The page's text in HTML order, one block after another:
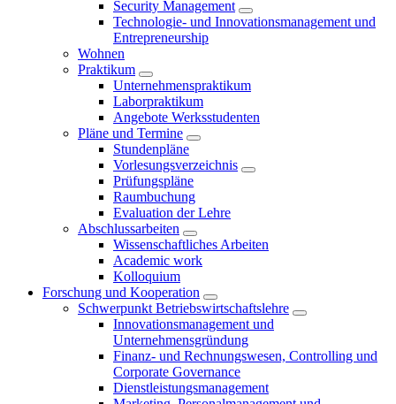
Security Management
Technologie- und Innovationsmanagement und
Entrepreneurship
Wohnen
Praktikum
Unternehmenspraktikum
Laborpraktikum
Angebote Werksstudenten
Pläne und Termine
Stundenpläne
Vorlesungsverzeichnis
Prüfungspläne
Raumbuchung
Evaluation der Lehre
Abschlussarbeiten
Wissenschaftliches Arbeiten
Academic work
Kolloquium
Forschung und Kooperation
Schwerpunkt Betriebswirtschaftslehre
Innovationsmanagement und
Unternehmensgründung
Finanz- und Rechnungswesen, Controlling und
Corporate Governance
Dienstleistungsmanagement